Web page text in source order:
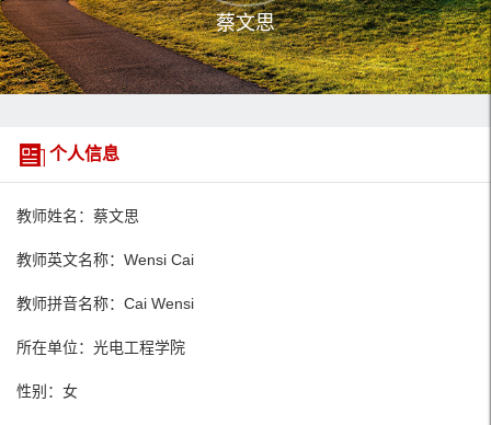
蔡文思
个人信息
教师姓名：蔡文思
教师英文名称：Wensi Cai
教师拼音名称：Cai Wensi
所在单位：光电工程学院
性别：女